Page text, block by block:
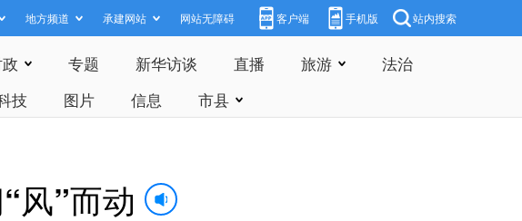
地方频道 承建网站 网站无障碍 客户端 手机版 站内搜索
专题 新华访谈 直播 旅游
法治
技 图片 信息 市县
风”而动